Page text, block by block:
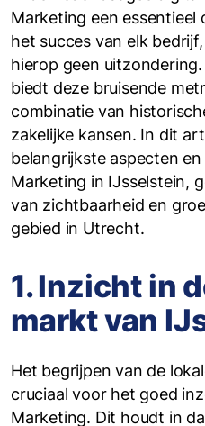
Marketing een
het succes van elk
hierop geen
biedt deze bruisende
combinatie van
zakelijke kansen. In dit
belangrijkste aspecten
Marketing in IJsselstein,
van zichtbaarheid en
gebied in Utrecht.
1. Inzicht in
markt van
Het begrijpen van de
cruciaal voor het goed
Marketing. Dit houdt in